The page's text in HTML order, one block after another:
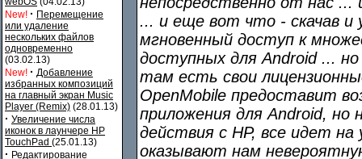
New! · Перемещение
или удаление
нескольких файлов
одновременно
(03.02.13)
New! · Добавление
избранных композиций
на главный экран Music
Player (Remix) (28.01.13)
· Увеличение числа
иконок в лаунчере HP
TouchPad (25.01.13)
· Редактирование
... и еще вот что - скачав и
мгновенный доступ к
доступных для Android ...
там есть свои
OpenMobile предоставит
приложения для Android,
действия с HP, все идет
оказывают нам